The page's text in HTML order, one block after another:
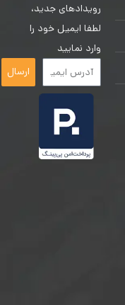
رویدادهای جدید،
لطفا ایمیل خود را
وارد نمایید
ارسال